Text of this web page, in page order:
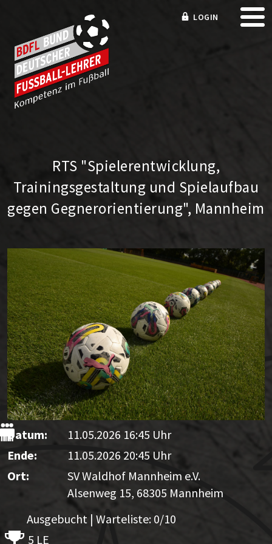
LOGIN
RTS "Spielerentwicklung,
Trainingsgestaltung und Spielaufbau
gegen Gegnerorientierung", Mannheim
Datum:
11.05.2026 16:45 Uhr
Ende:
11.05.2026 20:45 Uhr
Ort:
SV Waldhof Mannheim e.V.
Alsenweg 15, 68305 Mannheim
Ausgebucht | Warteliste: 0/10
5 LE